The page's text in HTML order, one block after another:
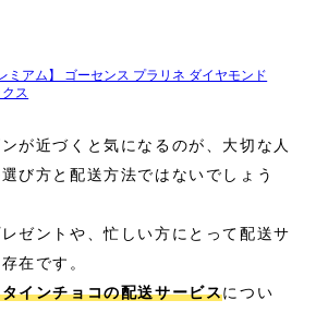
ミアム】 ゴーセンス プラリネ ダイヤモンド
ス
が近づくと気になるのが、大切な人
び方と配送方法ではないでしょう
ゼントや、忙しい方にとって配送サ
在です。
インチョコの配送サービスについ